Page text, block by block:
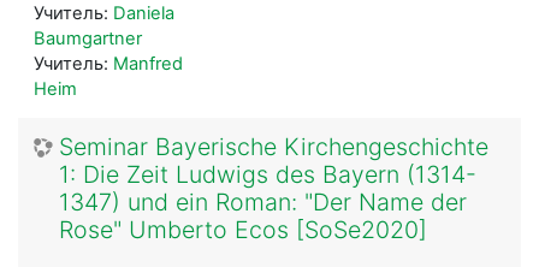
Учитель: Daniela
Baumgartner
Учитель: Manfred
Heim
Seminar Bayerische Kirchengeschichte
1: Die Zeit Ludwigs des Bayern (1314-
1347) und ein Roman: "Der Name der
Rose" Umberto Ecos [SoSe2020]